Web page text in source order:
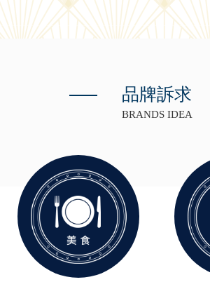
品牌訴求
BRANDS IDEA